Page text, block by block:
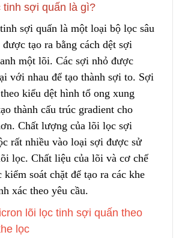
sợi quấn là gì?
sợi quấn là một loại bộ lọc sâu
tạo ra bằng cách dệt sợi
một lõi. Các sợi nhỏ được
với nhau để tạo thành sợi to. Sợi
kiểu dệt hình tổ ong xung
thành cấu trúc gradient cho
Chất lượng của lõi lọc sợi
rất nhiều vào loại sợi được sử
lọc. Chất liệu của lõi và cơ chế
kiểm soát chặt để tạo ra các khe
xác theo yêu cầu.
lõi lọc tinh sợi quấn theo
lọc